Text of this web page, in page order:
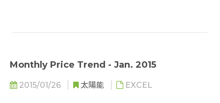
Monthly Price Trend - Jan. 2015
2015/01/26 太陽能 EXCEL